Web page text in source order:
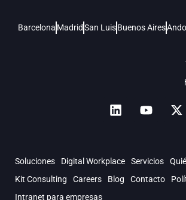
Barcelona MadridSan LuisBuenos Aires
Soluciones Digital Workplace Servicios
Kit Consulting
Careers Blog Contacto
Intranet para empresas